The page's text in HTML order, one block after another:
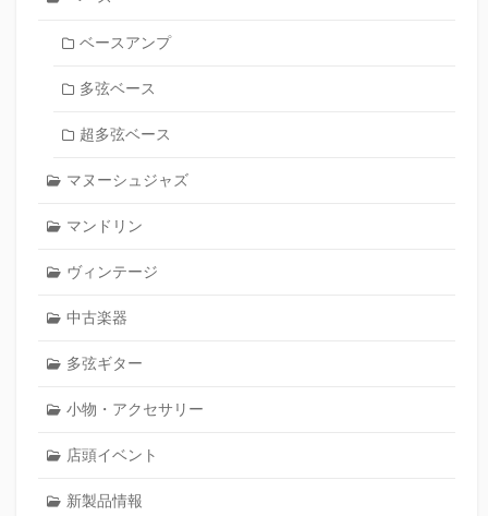
ベースアンプ
多弦ベース
超多弦ベース
マヌーシュジャズ
マンドリン
ヴィンテージ
中古楽器
多弦ギター
小物・アクセサリー
店頭イベント
新製品情報